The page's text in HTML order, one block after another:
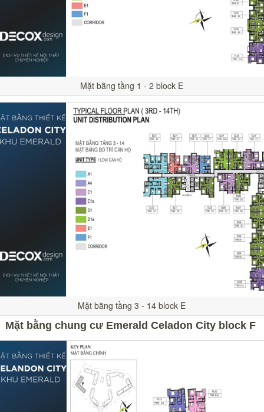
Mặt bằng tầng 1 - 2 block E
Mặt bằng tầng 3 - 14 block E
Mặt bằng chung cư Emerald Celadon City block F